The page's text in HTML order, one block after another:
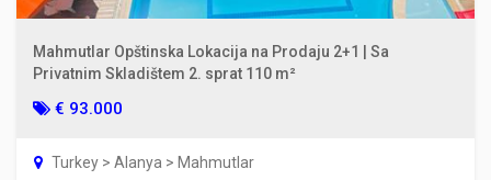
Mahmutlar Opštinska Lokacija na Prodaju 2+1 | Sa
Privatnim Skladištem 2. sprat 110 m²
€ 93.000
Turkey > Alanya > Mahmutlar